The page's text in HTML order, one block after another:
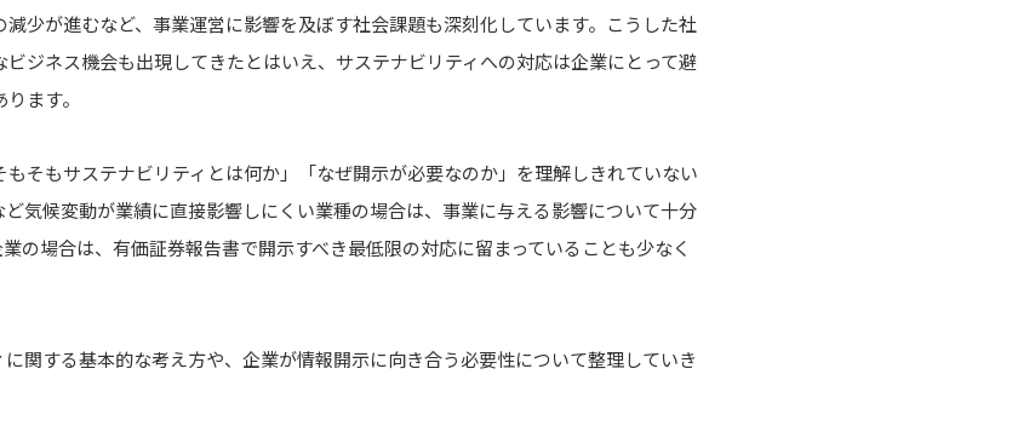
少が進むなど、事業運営に影響を及ぼす社会課題も深刻化しています。こうした社
ジネス機会も出現してきたとはいえ、サステナビリティへの対応は企業にとって避
ます。
そもサステナビリティとは何か」「なぜ開示が必要なのか」を理解しきれていない
気候変動が業績に直接影響しにくい業種の場合は、事業に与える影響について十分
の場合は、有価証券報告書で開示すべき最低限の対応に留まっていることも少なく
関する基本的な考え方や、企業が情報開示に向き合う必要性について整理していき